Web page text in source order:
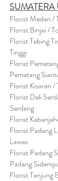
SUMATERA
Florist Medan /
Florist Binjai /
Florist Tebing
Tinggi
Florist
Pematang
Florist Kisaran /
Florist Deli
Serdang
Florist
Florist Padang
Lawas
Florist Padang
Padang
Florist Tanjung